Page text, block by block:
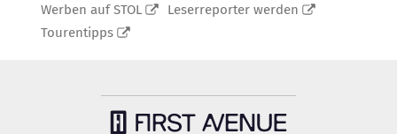
Werben auf STOL
Leserreporter werden
Tourentipps